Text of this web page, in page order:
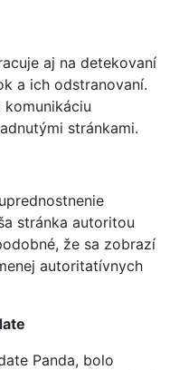
aj na detekovaní
a ich odstranovaní.
stránkami.
stránka autoritou
že sa zobrazí
autoritatívnych
Panda, bolo